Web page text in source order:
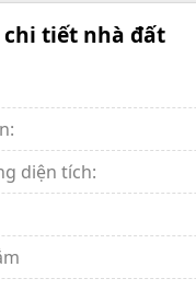
tiết nhà đất
diện tích: